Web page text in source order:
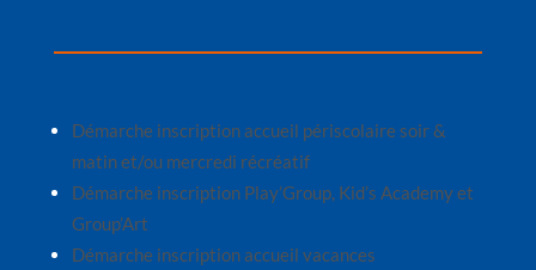
Démarche inscription accueil périscolaire soir &
matin et/ou mercredi récréatif
Démarche inscription Play’Group, Kid’s Academy et
Group’Art
Démarche inscription accueil vacances